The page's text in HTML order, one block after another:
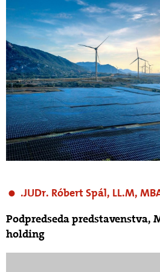
JUDr. Róbert Spál, LL.M,
Podpredseda predstavenstva,
holding